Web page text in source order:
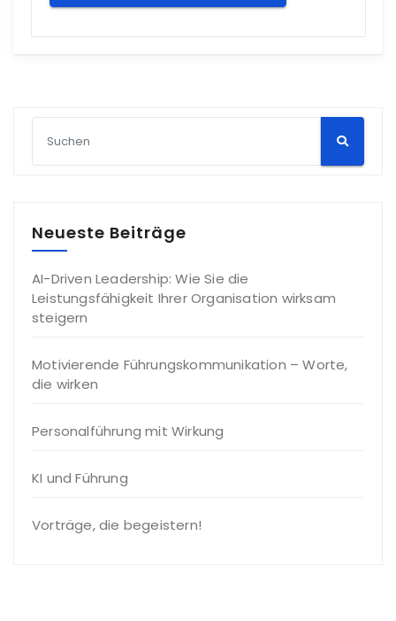
Neueste Beiträge
AI-Driven Leadership: Wie Sie die
Leistungsfähigkeit Ihrer Organisation wirksam
steigern
Motivierende Führungskommunikation – Worte,
die wirken
Personalführung mit Wirkung
KI und Führung
Vorträge, die begeistern!